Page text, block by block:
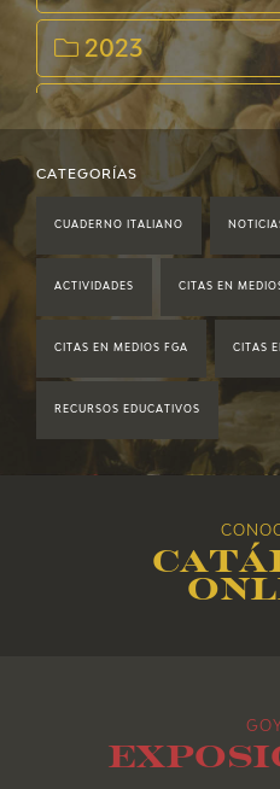
2023
2022
2021
2017
2012
CATEGORÍAS
CUADERNO ITALIANO
ACTIVIDADES CITAS EN
CITAS EN MEDIOS FGA CITAS
RECURSOS EDUCATIVOS